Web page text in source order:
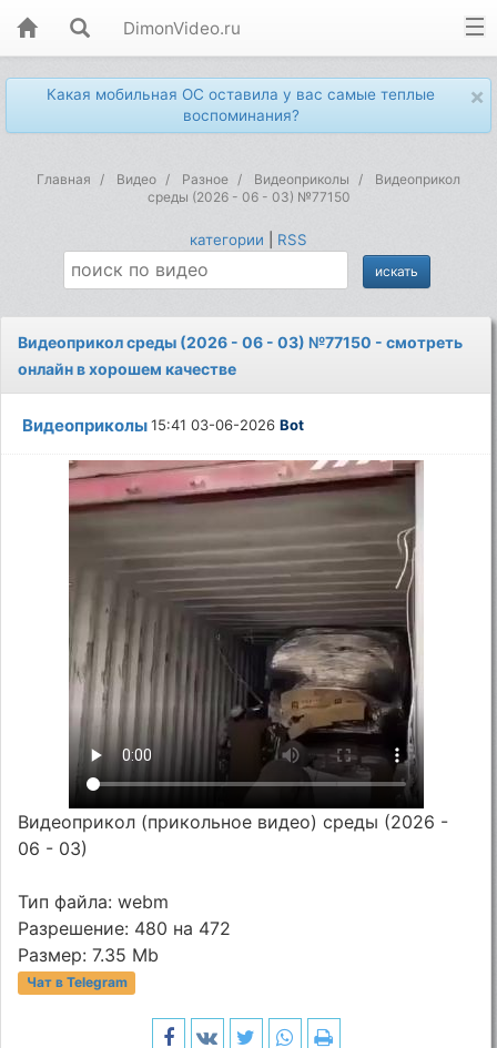
DimonVideo.ru
×
Какая мобильная ОС оставила у вас самые теплые
воспоминания?
Главная Видео Разное Видеоприколы
Видеоприкол
среды (2026 - 06 - 03) №77150
категории RSS
Видеоприкол среды (2026 - 06 - 03) №77150 - смотреть
онлайн в хорошем качестве
Видеоприколы15:41 03-06-2026Bot
Видеоприкол (прикольное видео) среды (2026 -
06 - 03)
Тип файла: webm
Разрешение: 480 на 472
Размер: 7.35 Mb
Чат в Telegram